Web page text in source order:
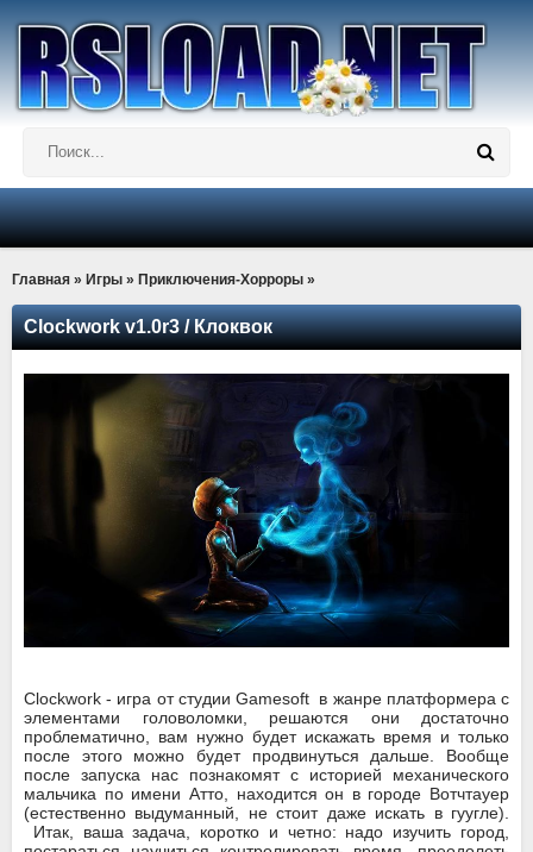
Главная » Игры » Приключения-Хорроры »
Clockwork v1.0r3 / Клоквок
Clockwork - игра от студии Gamesoft в жанре платформера с
элементами головоломки, решаются они достаточно
проблематично, вам нужно будет искажать время и только
после этого можно будет продвинуться дальше. Вообще
после запуска нас познакомят с историей механического
мальчика по имени Атто, находится он в городе Вотчтауер
(естественно выдуманный, не стоит даже искать в гуугле).
Итак, ваша задача, коротко и четно: надо изучить город,